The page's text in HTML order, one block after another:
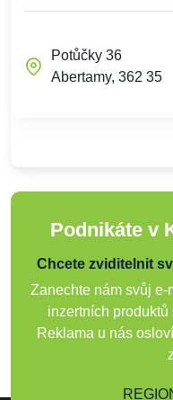
Potůčky 36
Abertamy, 362 35
Podnikáte v
Chcete zviditelnit
Zanechte nám svůj
inzertních produktů
Reklama u nás